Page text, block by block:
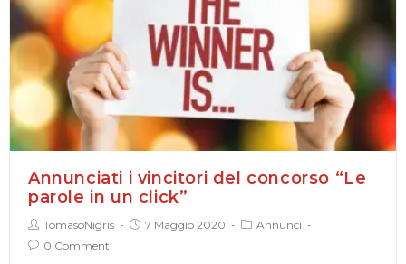
Annunciati i vincitori del concorso “Le
parole in un click”
TomasoNigris 7 Maggio 2020
Annunci
0 Commenti